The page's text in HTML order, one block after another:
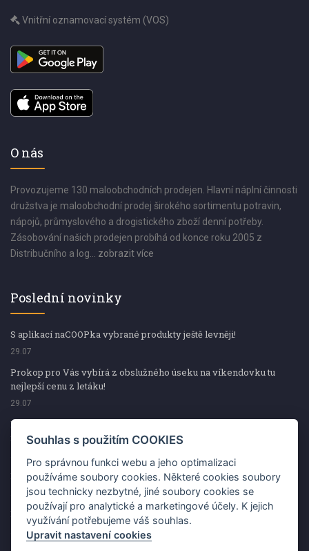
Vnitřní oznamovací systém (VOS)
O nás
Provozujeme 130 maloobchodních prodejen. Hlavní náplní činnosti
družstva je maloobchodní prodej širokého sortimentu potravin,
nápojů, průmyslového a drogistického zboží denní potřeby.
Zásobování našich prodejen probíhá od konce roku 2005 z
Distribučního a log... zobrazit více
Poslední novinky
S aplikací naCOOPka vybrané produkty ještě levněji!
29.07
Prokop pro Vás vybírá z obslužného úseku na víkendovku tu
nejlepší cenu z letáku!
29.07
Prokop pro Vás vybírá z obslužného úseku na víkendovku tu
nejlepší cenu z letáku!
Kup špekáčky od Váhaly a vyhraj s naCOOPkou sekerku Fiskars
29.07
Prokop pro Vás vybírá na víkendovku ty nejlepší ceny z letáku!
29.07
Souhlas s použitím COOKIES
Pro správnou funkci webu a jeho optimalizaci
používáme soubory cookies. Některé cookies soubory
jsou technicky nezbytné, jiné soubory cookies se
používají pro analytické a marketingové účely. K jejich
využívání potřebujeme váš souhlas.
Upravit nastavení cookies